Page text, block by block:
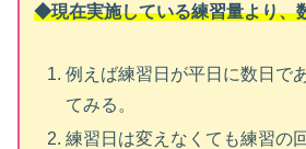
◆現在実施している練習量より、
例えば練習日が平日に数日で
てみる。
練習日は変えなくても練習の